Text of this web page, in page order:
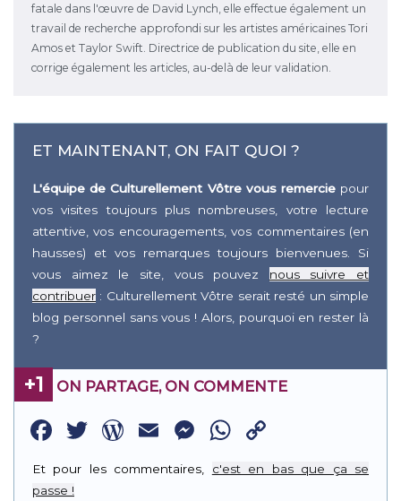
fatale dans l'œuvre de David Lynch, elle effectue également un
travail de recherche approfondi sur les artistes américaines Tori
Amos et Taylor Swift. Directrice de publication du site, elle en
corrige également les articles, au-delà de leur validation.
ET MAINTENANT, ON FAIT QUOI ?
L'équipe de Culturellement Vôtre vous remerciepour
vos visites toujours plus nombreuses, votre lecture
attentive, vos encouragements, vos commentaires (en
hausses) et vos remarques toujours bienvenues. Si
vous aimez le site, vous pouvez nous suivre et
contribuer : Culturellement Vôtre serait resté un simple
blog personnel sans vous ! Alors, pourquoi en rester là
?
+1 ON PARTAGE, ON COMMENTE
Facebook
Twitter
WordPress
EmailMessenger
WhatsApp
Link
Et pour les commentaires, c'est en bas que ça se
passe !